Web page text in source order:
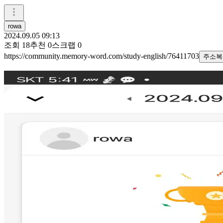
rowa
2024.09.05 09:13
조회 18추천 0스크랩 0
https://community.memory-word.com/study-english/76411703 주소